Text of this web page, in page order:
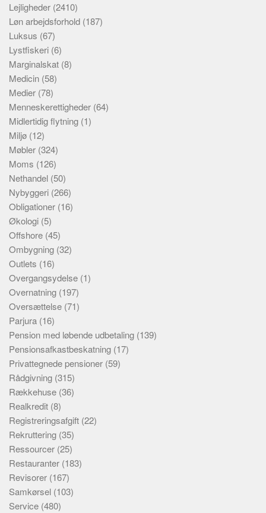
Lejligheder (2410)
Løn arbejdsforhold (187)
Luksus (67)
Lystfiskeri (6)
Marginalskat (8)
Medicin (58)
Medier (78)
Menneskerettigheder (64)
Midlertidig flytning (1)
Miljø (12)
Møbler (324)
Moms (126)
Nethandel (50)
Nybyggeri (266)
Obligationer (16)
Økologi (5)
Offshore (45)
Ombygning (32)
Outlets (16)
Overgangsydelse (1)
Overnatning (197)
Oversættelse (71)
Parjura (16)
Pension med løbende udbetaling (139)
Pensionsafkastbeskatning (17)
Privattegnede pensioner (59)
Rådgivning (315)
Rækkehuse (36)
Realkredit (8)
Registreringsafgift (22)
Rekruttering (35)
Ressourcer (25)
Restauranter (183)
Revisorer (167)
Samkørsel (103)
Service (480)